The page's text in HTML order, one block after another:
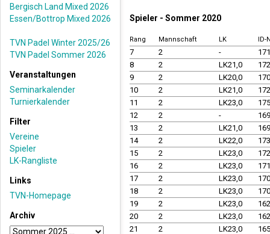
Bergisch Land Mixed 2026
Essen/Bottrop Mixed 2026
TVN Padel Winter 2025/26
TVN Padel Sommer 2026
Veranstaltungen
Seminarkalender
Turnierkalender
Filter
Vereine
Spieler
LK-Rangliste
Links
TVN-Homepage
Archiv
Spieler - Sommer 2020
Rang Mannschaft LK ID-
7 2 -
8
2 LK21,0
9
2 LK20,0
10
2 LK21,0
11
2 LK23,0
12
2 -
13
2 LK21,0
14
2 LK22,0
15
2 LK23,0
16
2 LK23,0
17
2 LK23,0
18
2 LK23,0
19
2 LK23,0
20
2 LK23,0
21
2 LK23,0